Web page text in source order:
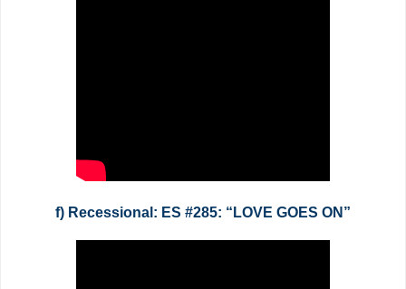
f) Recessional: ES #285: “LOVE GOES ON”